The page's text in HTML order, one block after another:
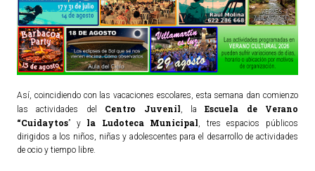
HORARIOS
PUBLICACIONES
ACTUALIDAD
Noticias
Agenda
Así, coincidiendo con las vacaciones escolares, esta semana dan comienzo
las actividades del Centro Juvenil, laEscuela de Verano
“Cuidaytos” y la Ludoteca Municipal, tres espacios públicos
dirigidos a los niños, niñas y adolescentes para el desarrollo de actividades
de ocio y tiempo libre.